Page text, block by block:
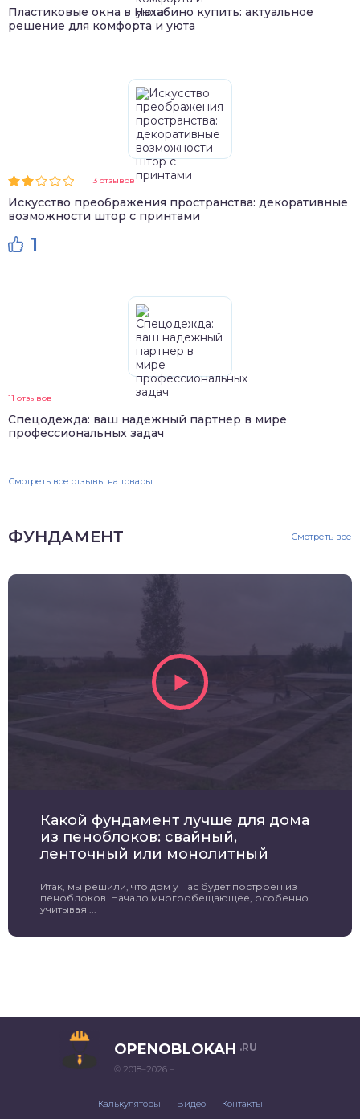
Пластиковые окна в Нахабино купить: актуальное
решение для комфорта и уюта
13 отзывов
Искусство преображения пространства: декоративные
возможности штор с принтами
1
11 отзывов
Спецодежда: ваш надежный партнер в мире
профессиональных задач
Смотреть все отзывы на товары
ФУНДАМЕНТ Смотреть все
Какой фундамент лучше для дома
из пеноблоков: свайный,
ленточный или монолитный
Итак, мы решили, что дом у нас будет построен из
пеноблоков. Начало многообещающее, особенно
учитывая ...
OPENOBLOKAH .RU
© 2018–2026 –
Калькуляторы Видео Контакты